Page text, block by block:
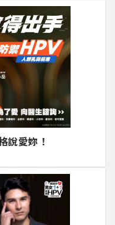
說愛妳！